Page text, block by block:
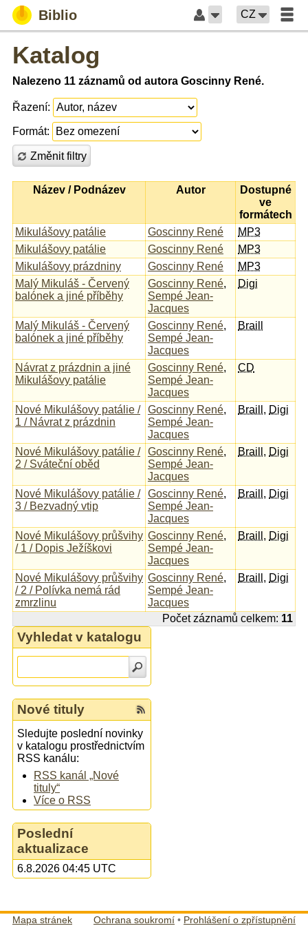
Biblio CZ
Katalog
Nalezeno 11 záznamů od autora Goscinny René.
Řazení:
Formát:
Změnit filtry
Název / Podnázev Autor
Dostupné
ve
formátech
Mikulášovy patálie
Goscinny René
MP3
Mikulášovy patálie
Goscinny René
MP3
Mikulášovy prázdniny
Goscinny René
MP3
Malý Mikuláš - Červený
balónek a jiné příběhy
Goscinny René,
Sempé Jean-
Jacques
Digi
Malý Mikuláš - Červený
balónek a jiné příběhy
Goscinny René,
Sempé Jean-
Jacques
Braill
Návrat z prázdnin a jiné
Mikulášovy patálie
Goscinny René,
Sempé Jean-
Jacques
CD
Nové Mikulášovy patálie /
1 / Návrat z prázdnin
Goscinny René,
Sempé Jean-
Jacques
Braill , Digi
Nové Mikulášovy patálie /
2 / Sváteční oběd
Goscinny René,
Sempé Jean-
Jacques
Braill , Digi
Nové Mikulášovy patálie /
3 / Bezvadný vtip
Goscinny René,
Sempé Jean-
Jacques
Braill , Digi
Nové Mikulášovy průšvihy
/ 1 / Dopis Ježíškovi
Goscinny René,
Sempé Jean-
Jacques
Braill , Digi
Nové Mikulášovy průšvihy
/ 2 / Polívka nemá rád
zmrzlinu
Goscinny René,
Sempé Jean-
Jacques
Braill , Digi
Počet záznamů celkem: 11
Vyhledat v katalogu
Nové tituly
Sledujte poslední novinky
v katalogu prostřednictvím
RSS kanálu:
RSS kanál „Nové
tituly“
Více o RSS
Poslední
aktualizace
6.8.2026 04:45 UTC
Mapa stránek Ochrana soukromí • Prohlášení o zpřístupnění